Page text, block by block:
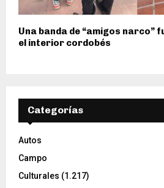
Una banda de “amigos narco”
el interior cordobés
Categorías
Autos
Campo
Culturales (1.217)